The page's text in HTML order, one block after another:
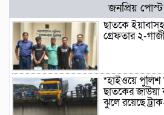
জনপ্রিয় পোস্ট
ছাতকে ইয়াবাসহ
গ্রেফতার ২-
*হাইওয়ে পুলিশ
ছাতকের জাউয়া
ঝুলে রয়েছে